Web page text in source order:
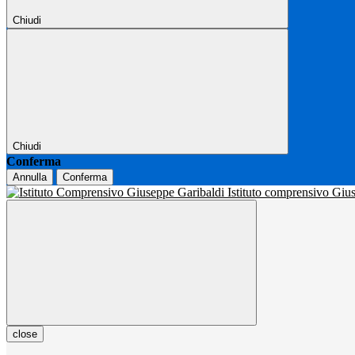
Chiudi
Chiudi
Conferma
Annulla Conferma
Istituto comprensivo
close